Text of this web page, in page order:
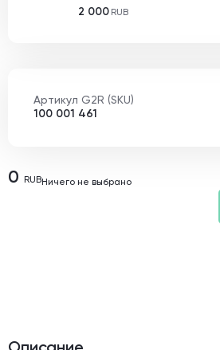
2 000 RUB
Артикул G2R (SKU)
100 001 461
0 RUBНичего не выбрано